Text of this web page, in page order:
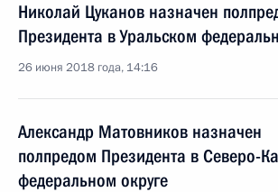
Николай Цуканов назначен
Президента в Уральском
26 июня 2018 года, 14:16
Александр Матовников назначен
полпредом Президента в Северо-
федеральном округе